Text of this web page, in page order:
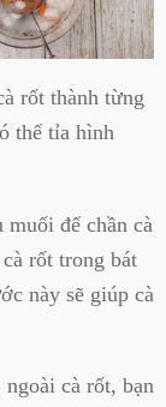
rốt thành từng
thể tỉa hình
để chần cà
rốt trong bát
này sẽ giúp cà
cà rốt, bạn